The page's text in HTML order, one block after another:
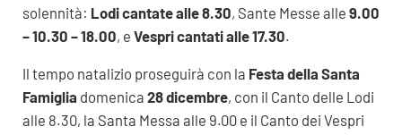
solennità: Lodi cantate alle 8.30, Sante Messe alle 9.00
– 10.30 – 18.00, e Vespri cantati alle 17.30.
Il tempo natalizio proseguirà con la Festa della Santa
Famiglia domenica 28 dicembre, con il Canto delle Lodi
alle 8.30, la Santa Messa alle 9.00 e il Canto dei Vespri